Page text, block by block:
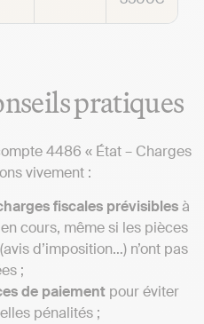
pratiques
4486 « État – Charges
vivement :
fiscales prévisiblesà
cours, même si les pièces
d’imposition…) n’ont pas
;
de paiement pour éviter
pénalités ;